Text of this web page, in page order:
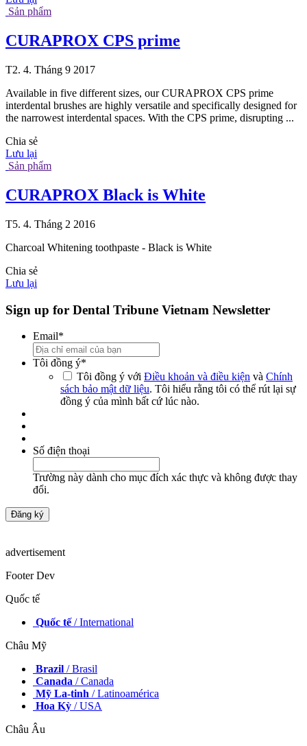
Sản phẩm
CURAPROX CPS prime
T2. 4. Tháng 9 2017
Available in five different sizes, our CURAPROX CPS prime
interdental brushes are highly versatile and specifically designed for
the narrowest interdental spaces. With the CPS prime, disrupting ...
Chia sẻ
Lưu lại
Sản phẩm
CURAPROX Black is White
T5. 4. Tháng 2 2016
Charcoal Whitening toothpaste - Black is White
Chia sẻ
Lưu lại
Sign up for Dental Tribune Vietnam Newsletter
Email*
Tôi đồng ý*
Tôi đồng ý với Điều khoản và điều kiện và Chính
sách bảo mật dữ liệu. Tôi hiểu rằng tôi có thể rút lại sự
đồng ý của mình bất cứ lúc nào.
Số điện thoại
Trường này dành cho mục đích xác thực và không được thay
đổi.
advertisement
Footer Dev
Quốc tế
Quốc tế/ International
Châu Mỹ
Brazil / Brasil
Canada / Canada
Mỹ La-tinh / Latinoamérica
Hoa Kỳ / USA
Châu Âu